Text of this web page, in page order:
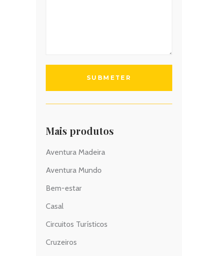
Mais produtos
Aventura Madeira
Aventura Mundo
Bem-estar
Casal
Circuitos Turísticos
Cruzeiros